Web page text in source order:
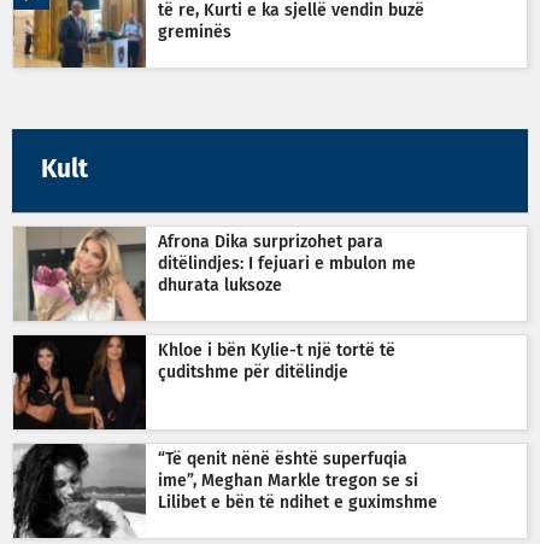
të re, Kurti e ka sjellë vendin buzë
greminës
Kult
Afrona Dika surprizohet para
ditëlindjes: I fejuari e mbulon me
dhurata luksoze
Khloe i bën Kylie-t një tortë të
çuditshme për ditëlindje
“Të qenit nënë është superfuqia
ime”, Meghan Markle tregon se si
Lilibet e bën të ndihet e guximshme